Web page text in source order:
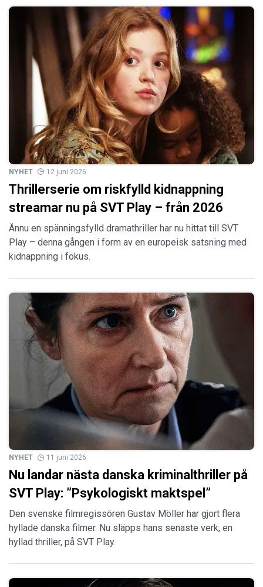
NYHET 12 juni 2026
Thrillerserie om riskfylld kidnappning
streamar nu på SVT Play – från 2026
Ännu en spänningsfylld dramathriller har nu hittat till SVT
Play – denna gången i form av en europeisk satsning med
kidnappning i fokus.
NYHET 11 juni 2026
Nu landar nästa danska kriminalthriller på
SVT Play: ”Psykologiskt maktspel”
Den svenske filmregissören Gustav Möller har gjort flera
hyllade danska filmer. Nu släpps hans senaste verk, en
hyllad thriller, på SVT Play.